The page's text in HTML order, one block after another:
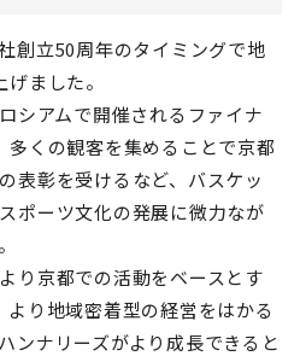
創立50周年のタイミングで地
ました。
シアムで開催されるファイナ
多くの観客を集めることで京都
表彰を受けるなど、バスケッ
ポーツ文化の発展に微力なが
り京都での活動をベースとす
り地域密着型の経営をはかる
ンナリーズがより成長できると